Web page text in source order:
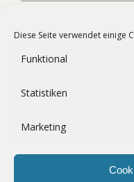
Diese Seite verwendet einige
Funktional
Statistiken
Marketing
meinen nächsten